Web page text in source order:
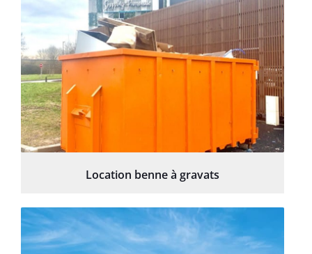
Location benne à gravats